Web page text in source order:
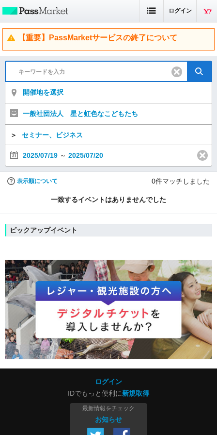
ログイン
【重要】PassMarketサービスの終了について
開催地を選択
一般社団法人 星と虹色なこどもたち
＞ セミナー、ビジネス
2025/07/19 ～ 2025/07/20
表示順について 0件マッチしました
一致するイベントはありませんでした
ピックアップイベント
ログイン
IDでもっと便利に新規取得
最新情報をチェック
お知らせ